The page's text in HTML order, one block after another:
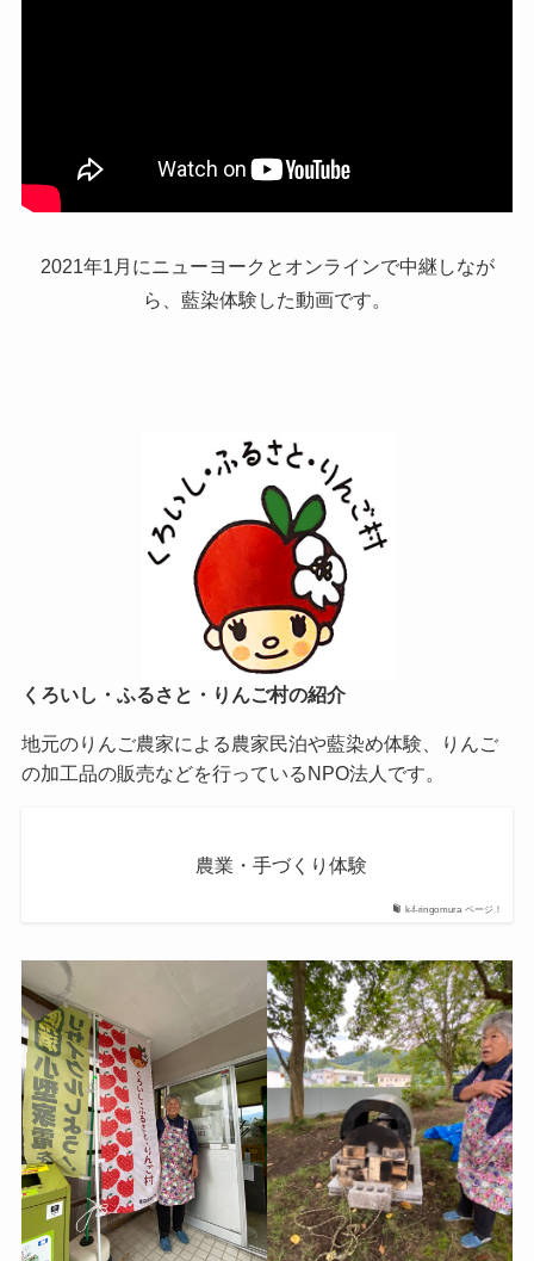
2021年1月にニューヨークとオンラインで中継しなが
ら、藍染体験した動画です。
くろいし・ふるさと・りんご村の紹介
地元のりんご農家による農家民泊や藍染め体験、りんご
の加工品の販売などを行っているNPO法人です。
k-f-ringomura ページ！
農業・手づくり体験